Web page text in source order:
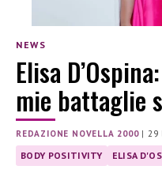
NEWS
Elisa
mie battaglie
REDAZIONE NOVELLA 2000|29
BODY POSITIVITY ELISA